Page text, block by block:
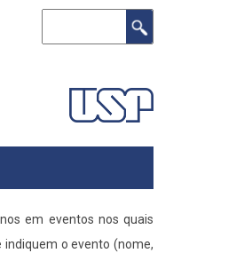
em eventos nos quais
indiquem o evento (nome,